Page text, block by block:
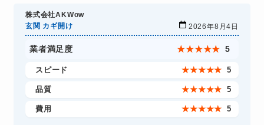
株式会社AKWow
玄関 カギ開け
2026年8月4日
業者満足度 ★★★★★ 5
スピード ★★★★★ 5
品質 ★★★★★ 5
費用 ★★★★★ 5